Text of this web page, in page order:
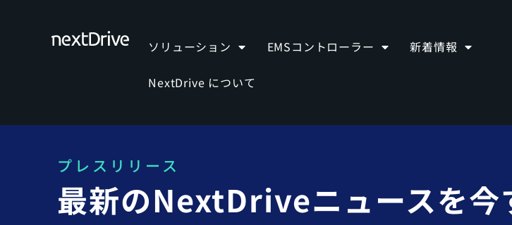
ソリューション EMSコントローラー 新着情報
NextDrive について
プレスリリース
最新のNextDriveニュースを今